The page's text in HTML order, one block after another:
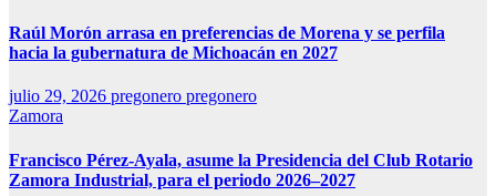
Raúl Morón arrasa en preferencias de Morena y se perfila
hacia la gubernatura de Michoacán en 2027
julio 29, 2026 pregonero pregonero
Zamora
Francisco Pérez-Ayala, asume la Presidencia del Club Rotario
Zamora Industrial, para el periodo 2026–2027